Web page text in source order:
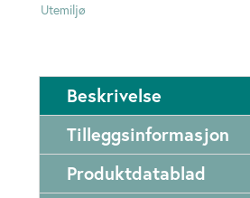
Utemiljø
Beskrivelse
Tilleggsinformasjon
Produktdatablad